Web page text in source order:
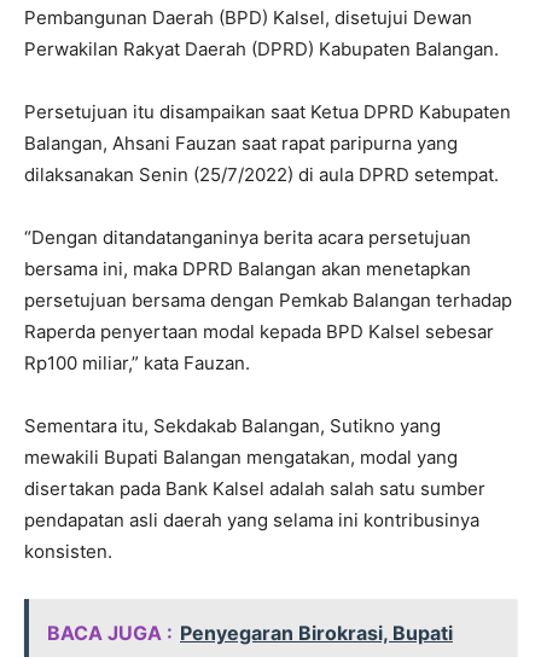
Pembangunan Daerah (BPD) Kalsel, disetujui Dewan
Perwakilan Rakyat Daerah (DPRD) Kabupaten Balangan.
Persetujuan itu disampaikan saat Ketua DPRD Kabupaten
Balangan, Ahsani Fauzan saat rapat paripurna yang
dilaksanakan Senin (25/7/2022) di aula DPRD setempat.
“Dengan ditandatanganinya berita acara persetujuan
bersama ini, maka DPRD Balangan akan menetapkan
persetujuan bersama dengan Pemkab Balangan terhadap
Raperda penyertaan modal kepada BPD Kalsel sebesar
Rp100 miliar,” kata Fauzan.
Sementara itu, Sekdakab Balangan, Sutikno yang
mewakili Bupati Balangan mengatakan, modal yang
disertakan pada Bank Kalsel adalah salah satu sumber
pendapatan asli daerah yang selama ini kontribusinya
konsisten.
BACA JUGA : Penyegaran Birokrasi, Bupati